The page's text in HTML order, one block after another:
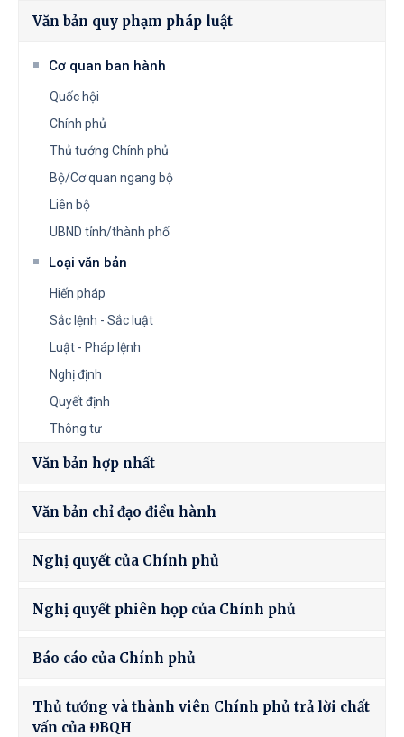
Văn bản quy phạm pháp luật
Cơ quan ban hành
Quốc hội
Chính phủ
Thủ tướng Chính phủ
Bộ/Cơ quan ngang bộ
Liên bộ
UBND tỉnh/thành phố
Loại văn bản
Hiến pháp
Sắc lệnh - Sắc luật
Luật - Pháp lệnh
Nghị định
Quyết định
Thông tư
Văn bản hợp nhất
Văn bản chỉ đạo điều hành
Nghị quyết của Chính phủ
Nghị quyết phiên họp của Chính phủ
Báo cáo của Chính phủ
Thủ tướng và thành viên Chính phủ trả lời chất
vấn của ĐBQH